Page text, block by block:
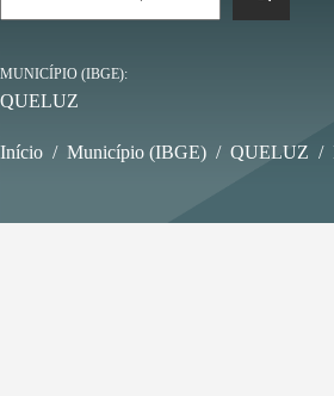
MUNICÍPIO (IBGE)
QUELUZ
Início / Município (IBGE) / QUELUZ /